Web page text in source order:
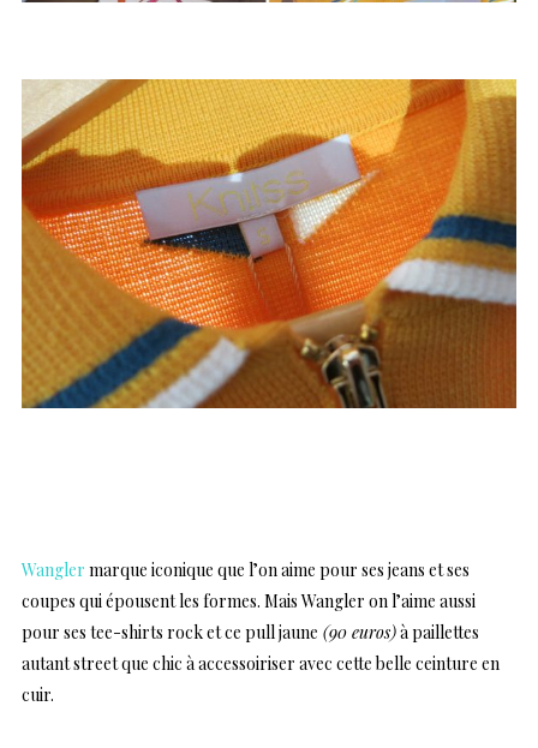
Wangler marque iconique que l’on aime pour ses jeans et ses
coupes qui épousent les formes. Mais Wangler on l’aime aussi
pour ses tee-shirts rock et ce pull jaune (90 euros)à paillettes
autant street que chic à accessoiriser avec cette belle ceinture en
cuir.